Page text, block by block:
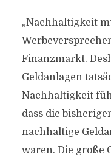
„Nachhaltigkeit
Finanzmarkt.
Geldanlagen
Nachhaltigkeit
dass die
nachhaltige
waren. Die große